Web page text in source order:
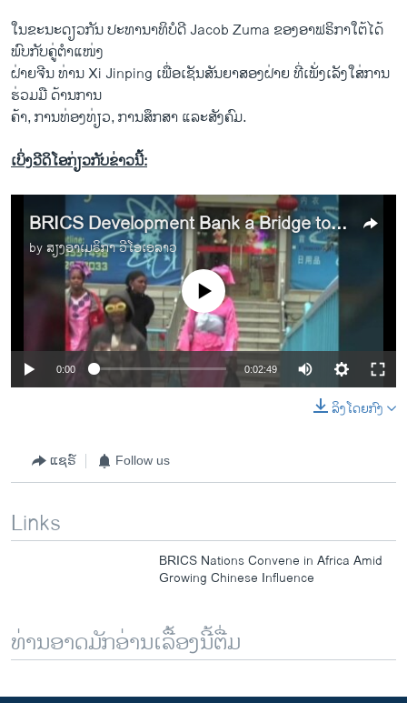
ໃນຂະນະດຽວກັນ ປະທານາທິບໍດີ Jacob Zuma ຂອງອາຟຣິກາໃຕ້ໄດ້
ພົບກັບຄູ່ຕໍາແໜ່ງ
ຝ່າຍຈີນ ທ່ານ Xi Jinping ເພື່ອເຊັນສັນຍາສອງຝ່າຍ ທີ່ເພັ່ງເລັງໃສ່ການ
ຮ່ວມມື ດ້ານການ
ຄ້າ, ການທ່ອງທ່ຽວ, ການສຶກສາ ແລະສັງຄົມ.
ເບິ່ງວີດິໂອກ່ຽວກັບຂ່າວນີ້:
BRICS Development Bank a Bridge to Opportunity in Africa
by ສຽງອາເມຣິກາ ວີໂອເອລາວ
No media source currently available
0:00 0:02:49
ລິງໂດຍກົງ
ແຊຣ໌ Follow us
Links
BRICS Nations Convene in Africa Amid
Growing Chinese Influence
ທ່ານອາດມັກອ່ານເລື້ອງນີ້ຕື່ມ